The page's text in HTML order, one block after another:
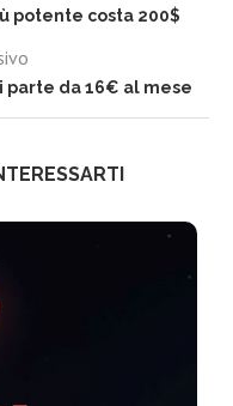
potente costa 200$
parte da 16€ al mese